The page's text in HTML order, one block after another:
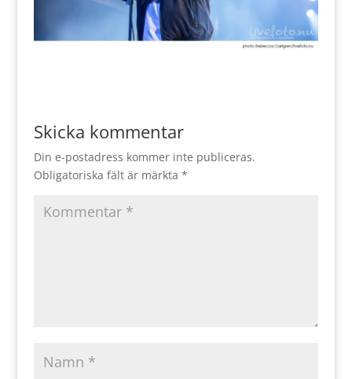
Skicka kommentar
Din e-postadress kommer inte publiceras.
Obligatoriska fält är märkta *